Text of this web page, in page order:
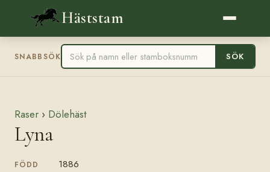
Häststam
SNABBSÖK SÖK
Raser › Dölehäst
Lyna
FÖDD 1886